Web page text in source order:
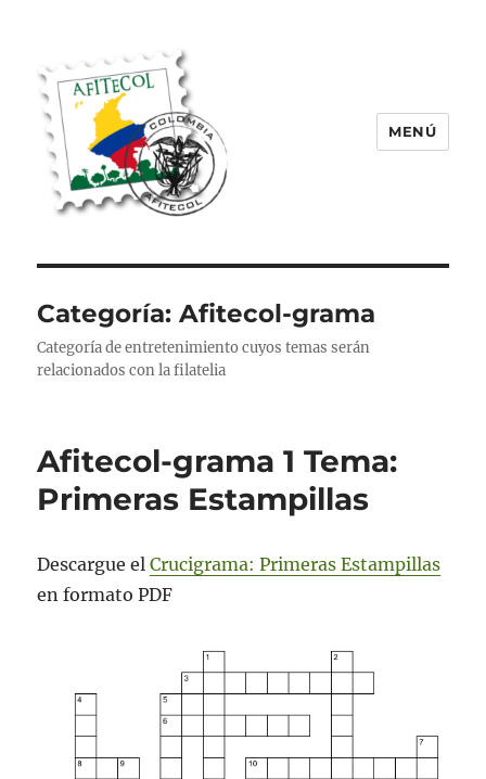
2025
MENÚ
Categoría:Afitecol-grama
Categoría de entretenimiento cuyos temas serán
relacionados con la filatelia
Afitecol-grama 1 Tema:
Primeras Estampillas
Descargue elCrucigrama: Primeras Estampillas
en formato PDF